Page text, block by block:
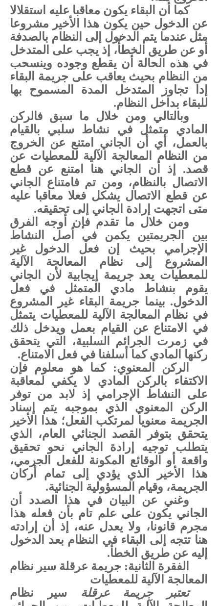
كما أن البقاء يكون معاقبا عليه استقلالا
عن الدخول حين يكون هذا الأخير مشروعا
مثل عندما يتم الدخول إلى النظام بالصدفة
أو عن طريق الخطأّ، إذ يجب على المتدخل
في هذه الحالة أن يقطع وجوده وينسحب
من النظام بحيث يعاقب على جريمة البقاء
إدا تجاوز المتدخل المدة المسموح بها
للبقاء بداخل النظام.
وبالتالي ومن خلال ما سبق فالركن
المادي متمثل في نشاط سلبي بالقيام
بالعمل، أي أن الجاني امتنع عن الخروج
من النظام المعالجة الآلية للمعطيات عن
قصد. إذ أن الجاني هنا امتنع عن قطع
الاتصال بالنظام، ومن تم فامتناع الجاني
عن قطع الاتصال يشكل فعلا معاقبا عليه
متى اتجهت إرادة الجاني إلى تحقيقه.
ومن خلال ما تقدم فإن أوجه الفرق
بين الجريمتين يكمن في أصل النشاط
الإجرامي بحيث إن فعل الدخول غير
المشروع إلى نظام المعالجة الآلية
للمعطيات يعد جريمة إيجابية لأن الجاني
يقوم بنشاط مادي المتمثل في فعل
الدخول. بينما جريمة البقاء غير المشروع
في نظام المعالجة الآلية للمعطيات يتمثل
في الامتناع عن القيام بعمل ويدخل ذلك
في زمرت الجرائم السلبية، التي يتحقق
ركنها المادي كما أسلفنا في فعل الامتناع.
الركن المعنوي: كما هو معلوم فإن
الاكتفاء بالركن المادي لا يكفي لمعاقبة
على النشاط الإجرامي إذ لابد من توفر
الركن المعنوي الذي بموجبه يتم إسناد
الجريمة معنويا لمرتكب الفعل؛ هذا الأخير
يتحقق بتوفر القصد الجنائي العام، الذي
يتطلب توجيه إرادة الجاني نحو تحقيق
واقعة أو الوقائع المكونة للفعل الجرمي،
هذا الأخير الذي يؤدي إلى تمام أركان
الجريمة، وقيام المسؤولية الجنائية.
وغني عن البيان في هذا الصدد أن
الجاني يكون على علم تام بأن فعله هذا
مجرم قانونا، ولا يعدل عنه، إذ أن إرادته
هنا تتجه إلى البقاء في النظام بعد الدخول
إليه عن طريق الخطأ.
الفقرة الثانية: جريمة عرقلة سير نظام
المعالجة الآلية للمعطيات
تعتبر جريمة عرقلة سير نظام